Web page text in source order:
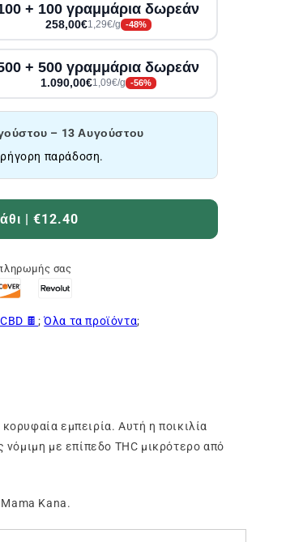
+ 100 γραμμάρια δωρεάν
258,00€1,29€/g -48%
+ 500 γραμμάρια δωρεάν
1.090,00€1,09€/g -56%
– 13 Αυγούστου
παράδοση.
| €12.40
σας
🍫;Όλα τα προϊόντα;
εμπειρία. Αυτή η ποικιλία
με επίπεδο THC μικρότερο από
Kana.